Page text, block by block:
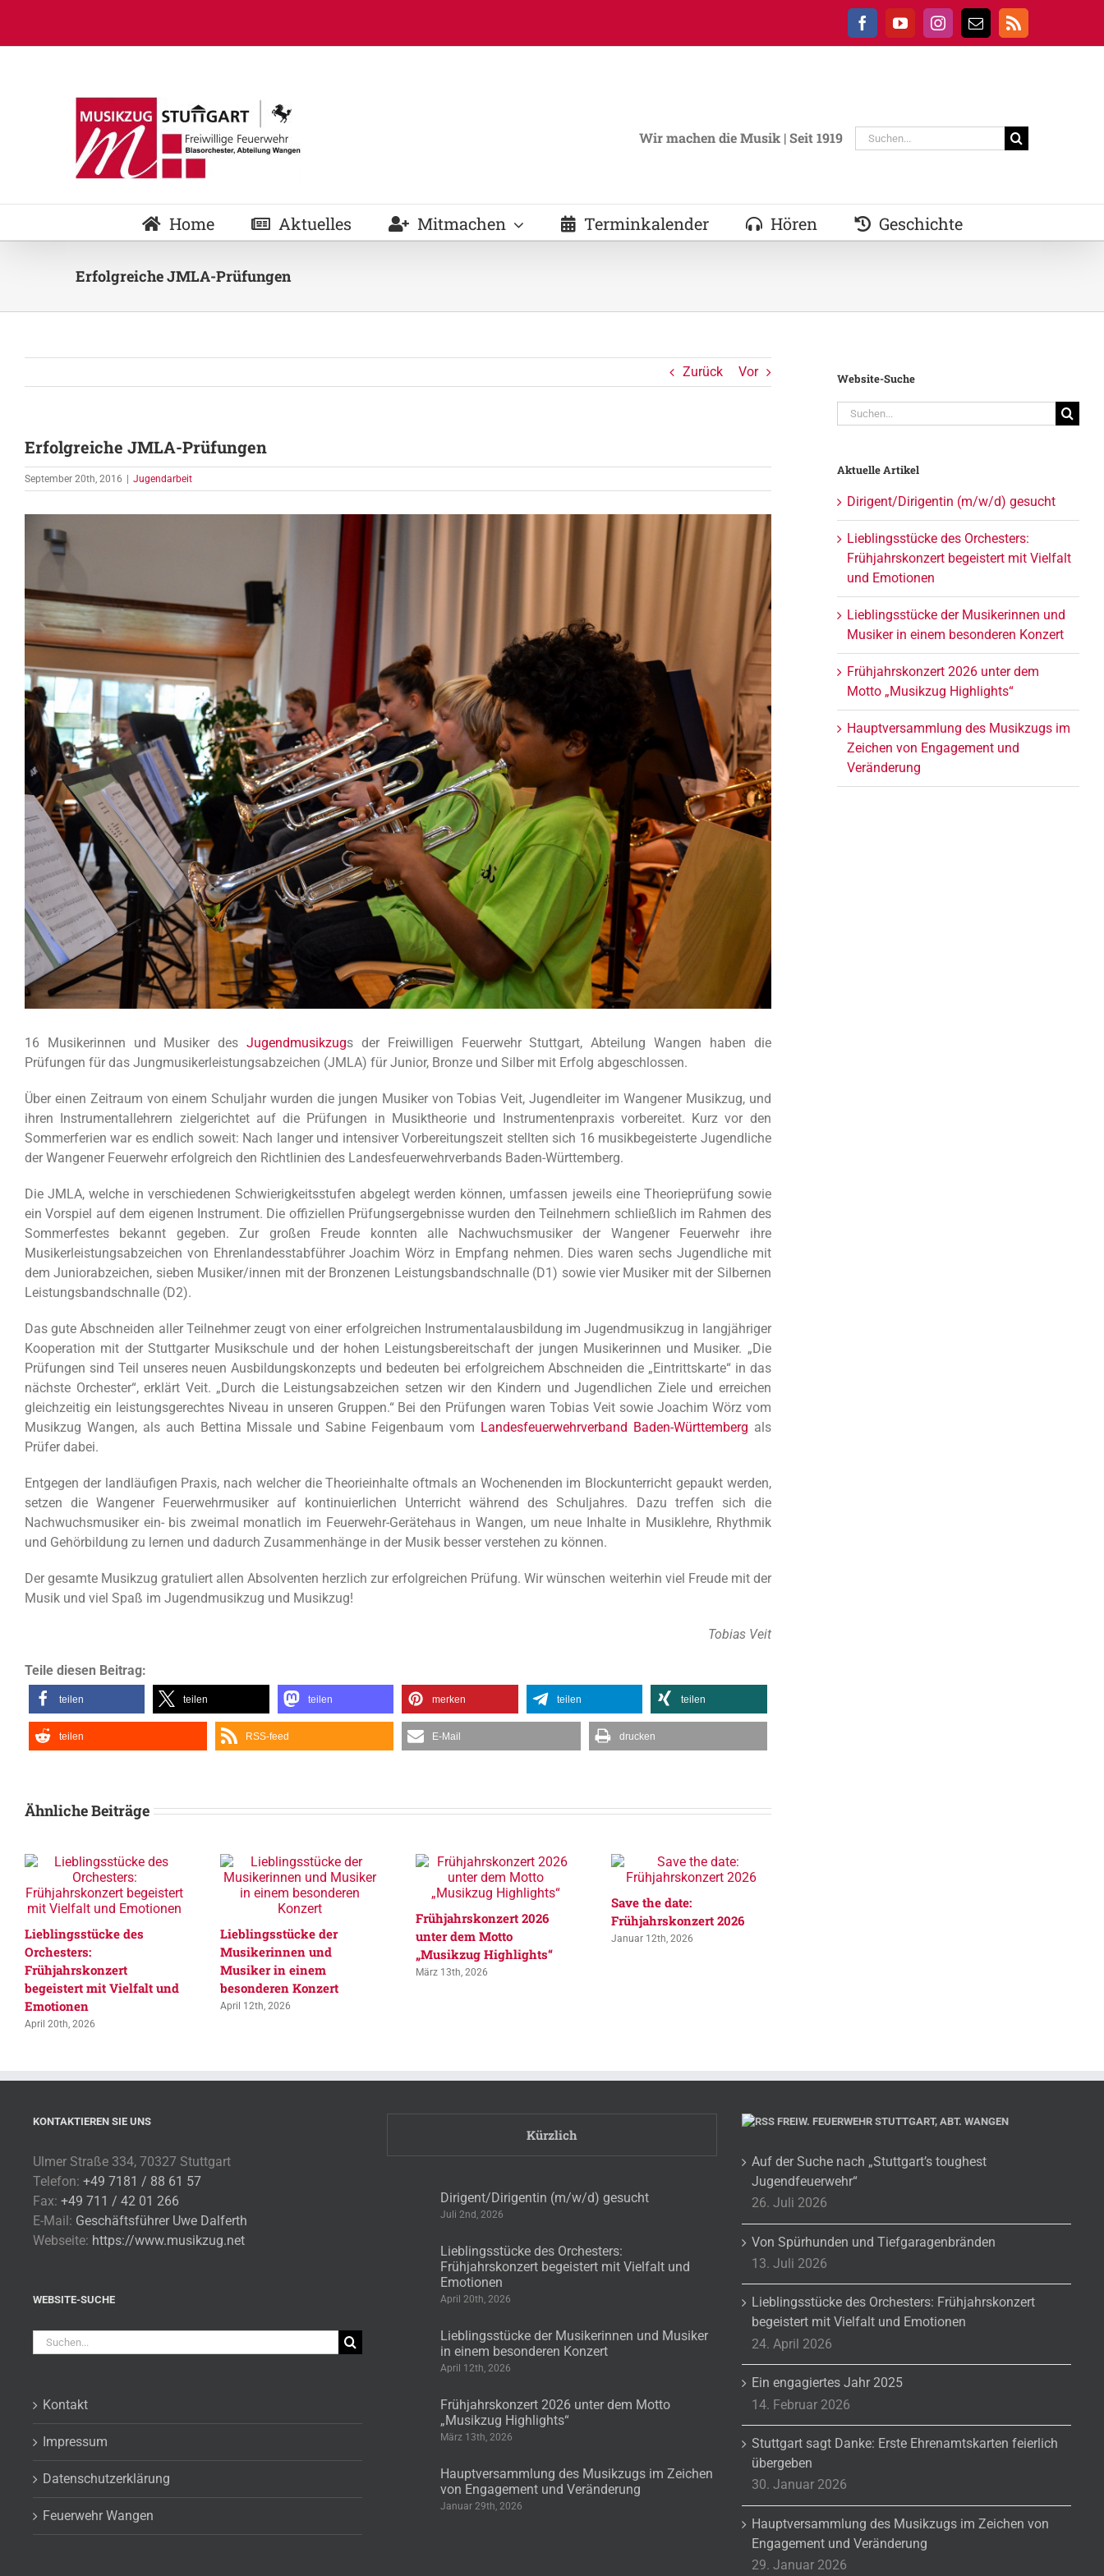
springen
FacebookYouTubeInstagram
E-
Mail
Rss
Wir machen die Musik | Seit 1919
Suche
nach:
Home Aktuelles Mitmachen Terminkalender Hören Geschichte
Erfolgreiche JMLA-Prüfungen
Zurück Vor
Erfolgreiche JMLA-Prüfungen
September 20th, 2016 Jugendarbeit
grösseres
16 Musikerinnen und Musiker desJugendmusikzugs der Freiwilligen Feuerwehr Stuttgart, Abteilung Wangen haben die
Prüfungen für das Jungmusikerleistungsabzeichen (JMLA) für Junior, Bronze und Silber mit Erfolg abgeschlossen.
Über einen Zeitraum von einem Schuljahr wurden die jungen Musiker von Tobias Veit, Jugendleiter im Wangener Musikzug, und
ihren Instrumentallehrern zielgerichtet auf die Prüfungen in Musiktheorie und Instrumentenpraxis vorbereitet. Kurz vor den
Sommerferien war es endlich soweit: Nach langer und intensiver Vorbereitungszeit stellten sich 16 musikbegeisterte Jugendliche
der Wangener Feuerwehr erfolgreich den Richtlinien des Landesfeuerwehrverbands Baden-Württemberg.
Die JMLA, welche in verschiedenen Schwierigkeitsstufen abgelegt werden können, umfassen jeweils eine Theorieprüfung sowie
ein Vorspiel auf dem eigenen Instrument. Die offiziellen Prüfungsergebnisse wurden den Teilnehmern schließlich im Rahmen des
Sommerfestes bekannt gegeben. Zur großen Freude konnten alle Nachwuchsmusiker der Wangener Feuerwehr ihre
Musikerleistungsabzeichen von Ehrenlandesstabführer Joachim Wörz in Empfang nehmen. Dies waren sechs Jugendliche mit
dem Juniorabzeichen, sieben Musiker/innen mit der Bronzenen Leistungsbandschnalle (D1) sowie vier Musiker mit der Silbernen
Leistungsbandschnalle (D2).
Das gute Abschneiden aller Teilnehmer zeugt von einer erfolgreichen Instrumentalausbildung im Jugendmusikzug in langjähriger
Kooperation mit der Stuttgarter Musikschule und der hohen Leistungsbereitschaft der jungen Musikerinnen und Musiker. „Die
Prüfungen sind Teil unseres neuen Ausbildungskonzepts und bedeuten bei erfolgreichem Abschneiden die „Eintrittskarte“ in das
nächste Orchester“, erklärt Veit. „Durch die Leistungsabzeichen setzen wir den Kindern und Jugendlichen Ziele und erreichen
gleichzeitig ein leistungsgerechtes Niveau in unseren Gruppen.“ Bei den Prüfungen waren Tobias Veit sowie Joachim Wörz vom
Musikzug Wangen, als auch Bettina Missale und Sabine Feigenbaum vom Landesfeuerwehrverband Baden-Württemberg als
Prüfer dabei.
Entgegen der landläufigen Praxis, nach welcher die Theorieinhalte oftmals an Wochenenden im Blockunterricht gepaukt werden,
setzen die Wangener Feuerwehrmusiker auf kontinuierlichen Unterricht während des Schuljahres. Dazu treffen sich die
Nachwuchsmusiker ein- bis zweimal monatlich im Feuerwehr-Gerätehaus in Wangen, um neue Inhalte in Musiklehre, Rhythmik
und Gehörbildung zu lernen und dadurch Zusammenhänge in der Musik besser verstehen zu können.
Der gesamte Musikzug gratuliert allen Absolventen herzlich zur erfolgreichen Prüfung. Wir wünschen weiterhin viel Freude mit der
Musik und viel Spaß im Jugendmusikzug und Musikzug!
Tobias Veit
Teile diesen Beitrag:
teilen teilen teilen merken teilen teilen
teilen RSS-feed E-Mail drucken
Ähnliche Beiträge
Lieblingsstücke des
Orchesters:
Frühjahrskonzert
begeistert mit Vielfalt und
Emotionen
April 20th, 2026
Lieblingsstücke der
Musikerinnen und
Musiker in einem
besonderen Konzert
April 12th, 2026
Frühjahrskonzert 2026
unter dem Motto
„Musikzug Highlights“
März 13th, 2026
Save the date:
Frühjahrskonzert 2026
Januar 12th, 2026
Website-Suche
Suche
nach:
Aktuelle Artikel
Dirigent/Dirigentin (m/w/d) gesucht
Lieblingsstücke des Orchesters:
Frühjahrskonzert begeistert mit Vielfalt
und Emotionen
Lieblingsstücke der Musikerinnen und
Musiker in einem besonderen Konzert
Frühjahrskonzert 2026 unter dem
Motto „Musikzug Highlights“
Hauptversammlung des Musikzugs im
Zeichen von Engagement und
Veränderung
KONTAKTIEREN SIE UNS
Ulmer Straße 334, 70327 Stuttgart
Telefon: +49 7181 / 88 61 57
Fax: +49 711 / 42 01 266
E-Mail: Geschäftsführer Uwe Dalferth
Webseite: https://www.musikzug.net
WEBSITE-SUCHE
Suche
nach:
Kontakt
Impressum
Datenschutzerklärung
Feuerwehr Wangen
Kürzlich
Dirigent/Dirigentin (m/w/d) gesucht
Juli 2nd, 2026
Lieblingsstücke des Orchesters:
Frühjahrskonzert begeistert mit Vielfalt und
Emotionen
April 20th, 2026
Lieblingsstücke der Musikerinnen und Musiker
in einem besonderen Konzert
April 12th, 2026
Frühjahrskonzert 2026 unter dem Motto
„Musikzug Highlights“
März 13th, 2026
Hauptversammlung des Musikzugs im Zeichen
von Engagement und Veränderung
Januar 29th, 2026
FREIW. FEUERWEHR STUTTGART, ABT. WANGEN
Auf der Suche nach „Stuttgart’s toughest
Jugendfeuerwehr“
26. Juli 2026
Von Spürhunden und Tiefgaragenbränden
13. Juli 2026
Lieblingsstücke des Orchesters: Frühjahrskonzert
begeistert mit Vielfalt und Emotionen
24. April 2026
Ein engagiertes Jahr 2025
14. Februar 2026
Stuttgart sagt Danke: Erste Ehrenamtskarten feierlich
übergeben
30. Januar 2026
Hauptversammlung des Musikzugs im Zeichen von
Engagement und Veränderung
29. Januar 2026